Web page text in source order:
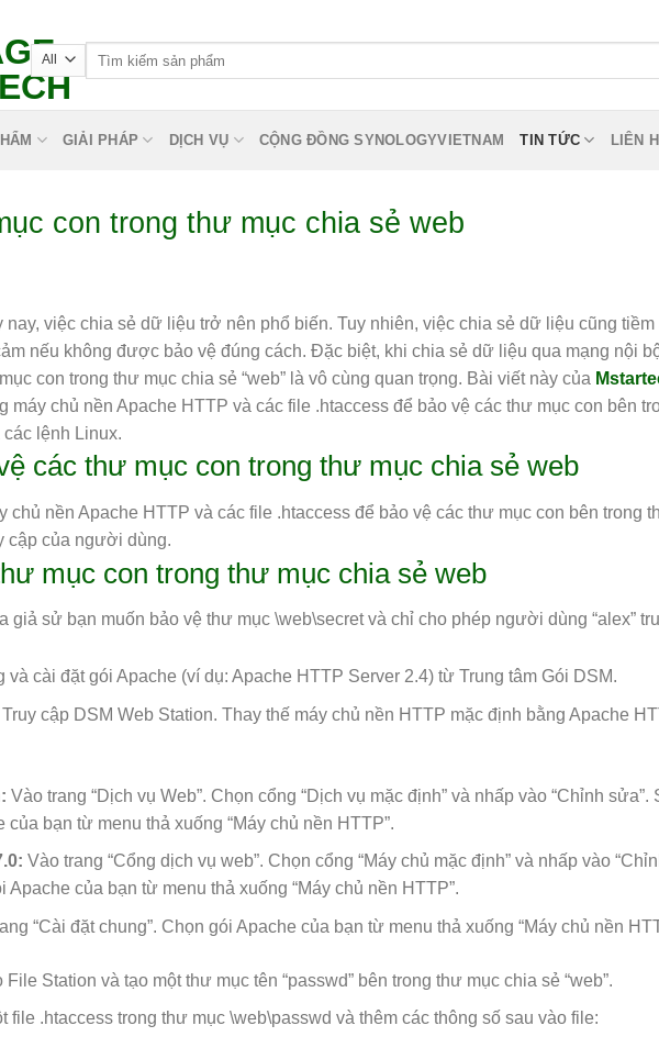
GIẢI PHÁP DỊCH VỤ CỘNG ĐỒNG SYNOLOGYVIETNAM TIN TỨC LIÊN
con trong thư mục chia sẻ web
việc chia sẻ dữ liệu trở nên phổ biến. Tuy nhiên, việc chia sẻ dữ liệu cũng tiềm
nếu không được bảo vệ đúng cách. Đặc biệt, khi chia sẻ dữ liệu qua mạng nội
con trong thư mục chia sẻ “web” là vô cùng quan trọng. Bài viết này của
máy chủ nền Apache HTTP và các file .htaccess để bảo vệ các thư mục con bên
các lệnh Linux.
các thư mục con trong thư mục chia sẻ web
chủ nền Apache HTTP và các file .htaccess để bảo vệ các thư mục con bên trong
cập của người dùng.
mục con trong thư mục chia sẻ web
giả sử bạn muốn bảo vệ thư mục \web\secret và chỉ cho phép người dùng “alex”
và cài đặt gói Apache (ví dụ: Apache HTTP Server 2.4) từ Trung tâm Gói DSM.
cập DSM Web Station. Thay thế máy chủ nền HTTP mặc định bằng Apache
Vào trang “Dịch vụ Web”. Chọn cổng “Dịch vụ mặc định” và nhấp vào “Chỉnh sửa”.
của bạn từ menu thả xuống “Máy chủ nền HTTP”.
Vào trang “Cổng dịch vụ web”. Chọn cổng “Máy chủ mặc định” và nhấp vào
Apache của bạn từ menu thả xuống “Máy chủ nền HTTP”.
“Cài đặt chung”. Chọn gói Apache của bạn từ menu thả xuống “Máy chủ nền
Station và tạo một thư mục tên “passwd” bên trong thư mục chia sẻ “web”.
file .htaccess trong thư mục \web\passwd và thêm các thông số sau vào file: